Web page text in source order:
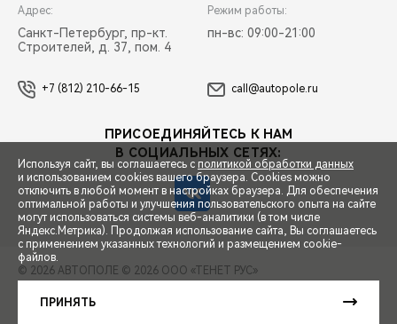
СПЕЦПРЕДЛОЖЕНИЯ
ЗАПИСЬ НА ТЕСТ-ДРАЙВ
Адрес:
Санкт-Петербург, пр-кт.
Строителей, д. 37, пом. 4
Режим работы:
пн-вс: 09:00-21:00
+7 (812) 210-66-15 call@autopole.ru
ПРИСОЕДИНЯЙТЕСЬ К НАМ
В СОЦИАЛЬНЫХ СЕТЯХ:
© 2026 АВТОПОЛЕ © 2026 ООО «ТЕНЕТ РУС»
Сделано в ПЕРКС
Используя сайт, вы соглашаетесь с политикой обработки данных
и использованием cookies вашего браузера. Cookies можно
отключить в любой момент в настройках браузера. Для обеспечения
оптимальной работы и улучшения пользовательского опыта на сайте
могут использоваться системы веб-аналитики (в том числе
Яндекс.Метрика). Продолжая использование сайта, Вы соглашаетесь
с применением указанных технологий и размещением cookie-
файлов.
ПРИНЯТЬ